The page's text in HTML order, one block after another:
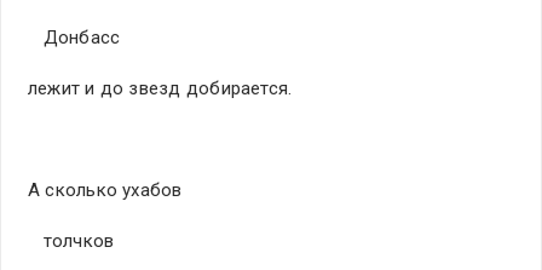
Донбасс
лежит и до звезд добирается.
А сколько ухабов
толчков